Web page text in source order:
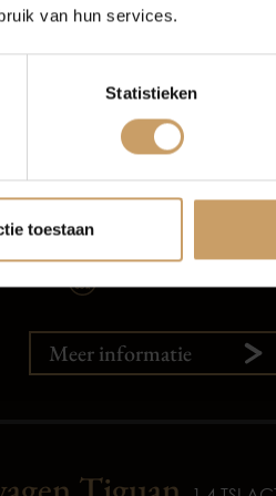
van hun services.
Statistieken
toestaan
ID.4
Automatisch
Meer informatie
Contact